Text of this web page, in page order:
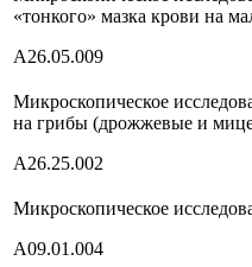
«тонкого» мазка крови на
А26.05.009
Микроскопическое
на грибы (дрожжевые и
А26.25.002
Микроскопическое
А09.01.004